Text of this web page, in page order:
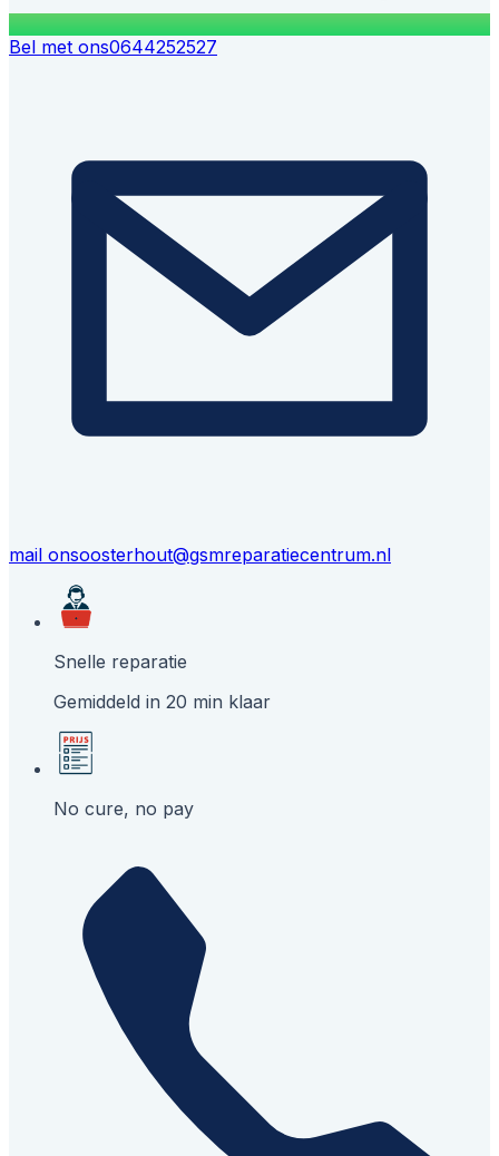
Bel met ons0644252527
mail onsoosterhout@gsmreparatiecentrum.nl
Snelle reparatie
Gemiddeld in 20 min klaar
No cure, no pay